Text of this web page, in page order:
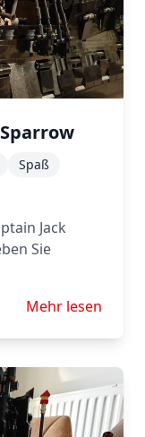
Spaß
Jack
Sie
Mehr lesen über
Mehr lesen